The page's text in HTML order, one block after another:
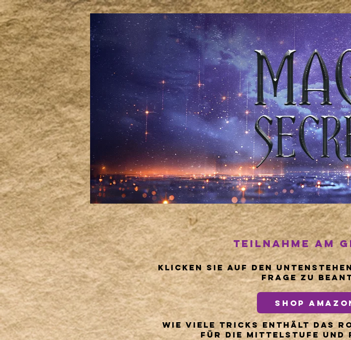
Teilnahme am
Klicken Sie auf den
Frage zu
Wie viele Tricks enthält das
für die Mittelstufe und
SHOP